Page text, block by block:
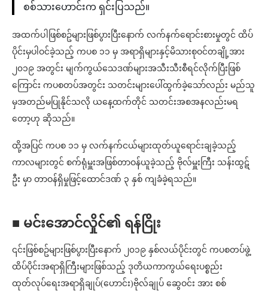
စစ်သားဟောင်းက ရှင်းပြသည်။
အထက်ပါဖြစ်စဥ်များဖြစ်ပွားပြီးနောက် လက်နက်ရောင်းစားမှုတွင် ထိပ်
ပိုင်းမှပါဝင်ခဲ့သည့် ကပစ ၁၁ မှ အရာရှိများနှင့်မိသားစုဝင်တချို့အား
၂၀၁၉ အတွင်း မျက်ကွယ်သေဒဏ်များအသီးသီးစီရင်လိုက်ပြီးဖြစ်
ကြောင်း ကပစတပ်အတွင်း သတင်းများပေါ်ထွက်ခဲ့သော်လည်း မည်သူ
မှအတည်မပြုနိုင်သလို ယနေ့ထက်တိုင် သတင်းအစအနလည်းမရ
တော့ဟု ဆိုသည်။
ထို့အပြင် ကပစ ၁၁ မှ လက်နက်ငယ်များထုတ်ယူရောင်းချခဲ့သည့်
ကာလများတွင် စက်ရုံမှူးအဖြစ်တာဝန်ယူခဲ့သည့် ဗိုလ်မှူးကြီး သန်းထွဋ်
ဦး မှာ တာဝန်ရှိမှုဖြင့်ထောင်ဒဏ် ၃ နှစ် ကျခံခဲ့ရသည်။
■ မင်းအောင်လှိုင်၏ ရန်ငြိုး
၎င်းဖြစ်စဥ်များဖြစ်ပွားပြီးနောက် ၂၀၁၉ နှစ်လယ်ပိုင်းတွင် ကပစတပ်ဖွဲ့
ထိပ်ပိုင်းအရာရှိကြီးများဖြစ်သည့် ဒုတိယကာကွယ်ရေးပစ္စည်း
ထုတ်လုပ်ရေးအရာရှိချုပ်(ဟောင်း)ဗိုလ်ချုပ် ဆွေဝင်း အား စစ်